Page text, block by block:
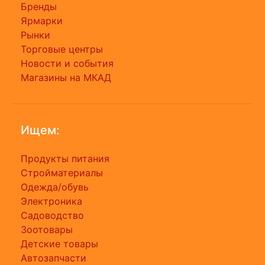
Бренды
Ярмарки
Рынки
Торговые центры
Новости и события
Магазины на МКАД
Ищем:
Продукты питания
Стройматериалы
Одежда/обувь
Электроника
Садоводство
Зоотовары
Детские товары
Автозапчасти